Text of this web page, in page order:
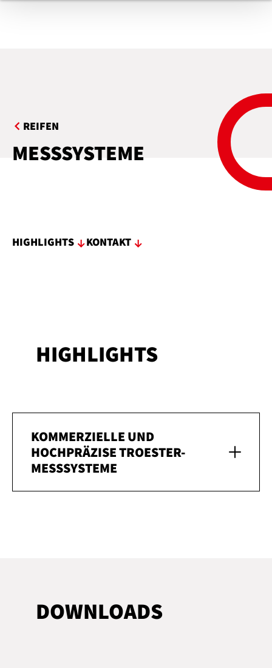
REIFEN
MESSSYSTEME
HIGHLIGHTS KONTAKT
HIGHLIGHTS
KOMMERZIELLE UND
HOCHPRÄZISE TROESTER-
MESSSYSTEME
DOWNLOADS